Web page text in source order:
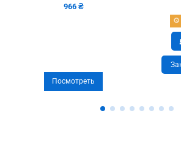
966 ₴
Посмотреть